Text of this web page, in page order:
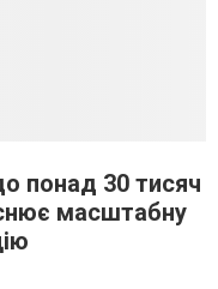
понад 30 тисяч
масштабну